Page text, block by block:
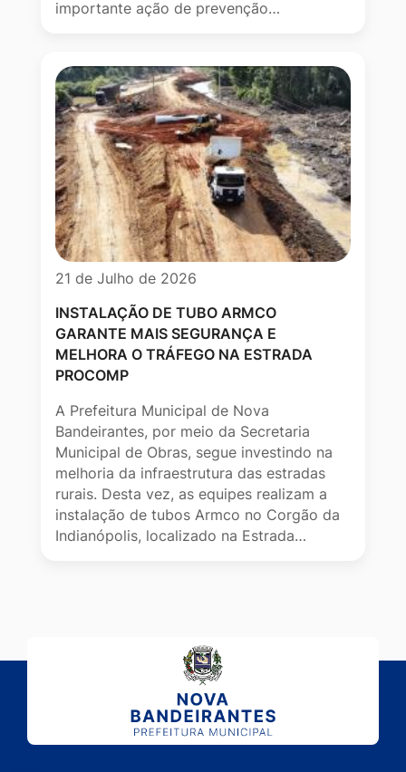
importante ação de prevenção…
21 de Julho de 2026
INSTALAÇÃO DE TUBO ARMCO
GARANTE MAIS SEGURANÇA E
MELHORA O TRÁFEGO NA ESTRADA
PROCOMP
A Prefeitura Municipal de Nova
Bandeirantes, por meio da Secretaria
Municipal de Obras, segue investindo na
melhoria da infraestrutura das estradas
rurais. Desta vez, as equipes realizam a
instalação de tubos Armco no Corgão da
Indianópolis, localizado na Estrada…